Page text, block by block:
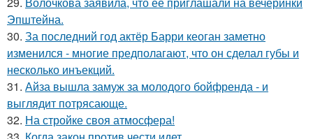
Эпштейна.
30. За последний год актёр Барри кеоган заметно
изменился - многие предполагают, что он сделал губы и
несколько инъекций.
31. Айза вышла замуж за молодого бойфренда - и
выглядит потрясающе.
32. На стройке своя атмосфера!